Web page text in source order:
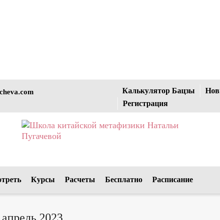
Калькулятор Бацзы
Регистрация
Курсы Расчеты Бесплатно Расписание